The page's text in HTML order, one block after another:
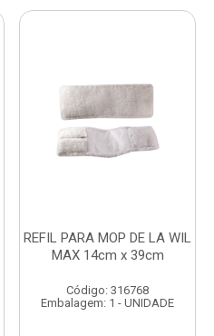
REFIL PARA MOP DE LA WIL
MAX 14cm x 39cm
Código: 316768
Embalagem: 1 - UNIDADE